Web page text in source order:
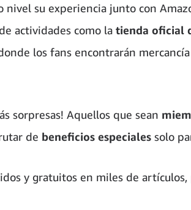
nivel su experiencia junto con
actividades como la tienda oficial
los fans encontrarán
sorpresas! Aquellos que sean
de beneficios especiales solo
y gratuitos en miles de artículos,